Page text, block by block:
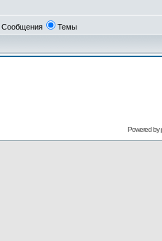
Сообщения Темы
Powered by